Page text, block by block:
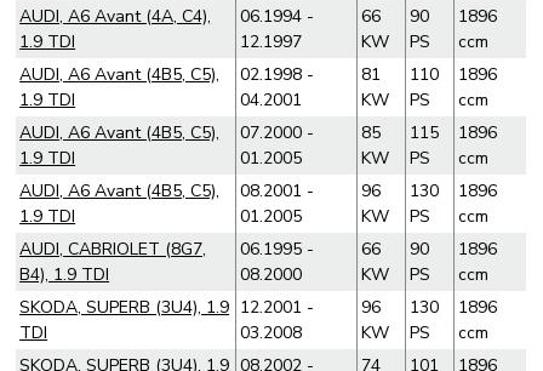
AUDI, A6 Avant (4A, C4),
1.9 TDI
06.1994 -
12.1997
66
KW
90
PS
1896
ccm
AUDI, A6 Avant (4B5, C5),
1.9 TDI
02.1998 -
04.2001
81
KW
110
PS
1896
ccm
AUDI, A6 Avant (4B5, C5),
1.9 TDI
07.2000 -
01.2005
85
KW
115
PS
1896
ccm
AUDI, A6 Avant (4B5, C5),
1.9 TDI
08.2001 -
01.2005
96
KW
130
PS
1896
ccm
AUDI, CABRIOLET (8G7,
B4), 1.9 TDI
06.1995 -
08.2000
66
KW
90
PS
1896
ccm
SKODA, SUPERB (3U4), 1.9
TDI
12.2001 -
03.2008
96
KW
130
PS
1896
ccm
SKODA, SUPERB (3U4), 1.9 08.2002 -
74
101
1896